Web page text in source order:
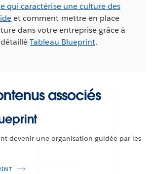
qui caractérise une culture des
et comment mettre en place
dans votre entreprise grâce à
Tableau Blueprint.
associés
devenir une organisation guidée par les